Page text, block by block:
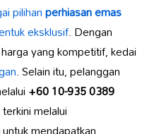
pilihanperhiasan emas
eksklusif. Dengan
yang kompetitif, kedai
. Selain itu, pelanggan
+60 10-935 0389
melalui